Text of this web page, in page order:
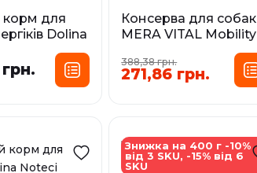
корм для
Dolina
Pure
Консерва для собак
MERA VITAL Mobility
при захворюваннях
опорно-рухової
системи, 400 г
У наявності
388,38 грн.
271,86 грн.
Знижка на 400 г -10%
від 3 SKU, -15% від 6
SKU